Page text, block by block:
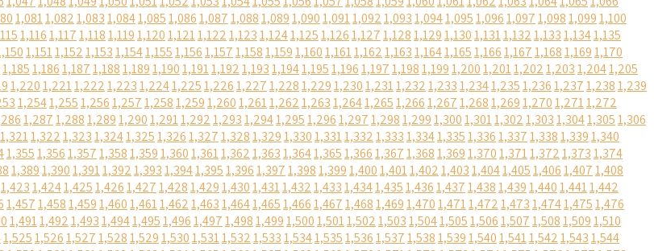
1,0811,0821,0831,0841,0851,0861,0871,0881,0891,0901,0911,0921,0931,0941,0951,0961,0971,0981,0991,100
1,1161,1171,1181,1191,1201,1211,1221,1231,1241,1251,1261,1271,1281,1291,1301,1311,1321,1331,1341,135
1,1511,1521,1531,1541,1551,1561,1571,1581,1591,1601,1611,1621,1631,1641,1651,1661,1671,1681,1691,170
1,1851,1861,1871,1881,1891,1901,1911,1921,1931,1941,1951,1961,1971,1981,1991,2001,2011,2021,2031,2041,205
1,2201,2211,2221,2231,2241,2251,2261,2271,2281,2291,2301,2311,2321,2331,2341,2351,2361,2371,2381,239
1,2541,2551,2561,2571,2581,2591,2601,2611,2621,2631,2641,2651,2661,2671,2681,2691,2701,2711,272
1,2871,2881,2891,2901,2911,2921,2931,2941,2951,2961,2971,2981,2991,3001,3011,3021,3031,3041,3051,306
1,3211,3221,3231,3241,3251,3261,3271,3281,3291,3301,3311,3321,3331,3341,3351,3361,3371,3381,3391,340
1,3551,3561,3571,3581,3591,3601,3611,3621,3631,3641,3651,3661,3671,3681,3691,3701,3711,3721,3731,374
1,3891,3901,3911,3921,3931,3941,3951,3961,3971,3981,3991,4001,4011,4021,4031,4041,4051,4061,4071,408
1,4231,4241,4251,4261,4271,4281,4291,4301,4311,4321,4331,4341,4351,4361,4371,4381,4391,4401,4411,442
1,4571,4581,4591,4601,4611,4621,4631,4641,4651,4661,4671,4681,4691,4701,4711,4721,4731,4741,4751,476
1,4911,4921,4931,4941,4951,4961,4971,4981,4991,5001,5011,5021,5031,5041,5051,5061,5071,5081,5091,510
1,5251,5261,5271,5281,5291,5301,5311,5321,5331,5341,5351,5361,5371,5381,5391,5401,5411,5421,5431,544